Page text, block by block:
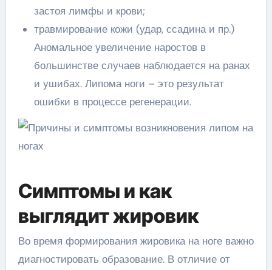
застоя лимфы и крови;
травмирование кожи (удар, ссадина и пр.)
Аномальное увеличение наростов в
большинстве случаев наблюдается на ранах
и ушибах. Липома ноги – это результат
ошибки в процессе регенерации.
Симптомы и как
выглядит жировик
Во время формирования жировика на ноге важно
диагностировать образование. В отличие от